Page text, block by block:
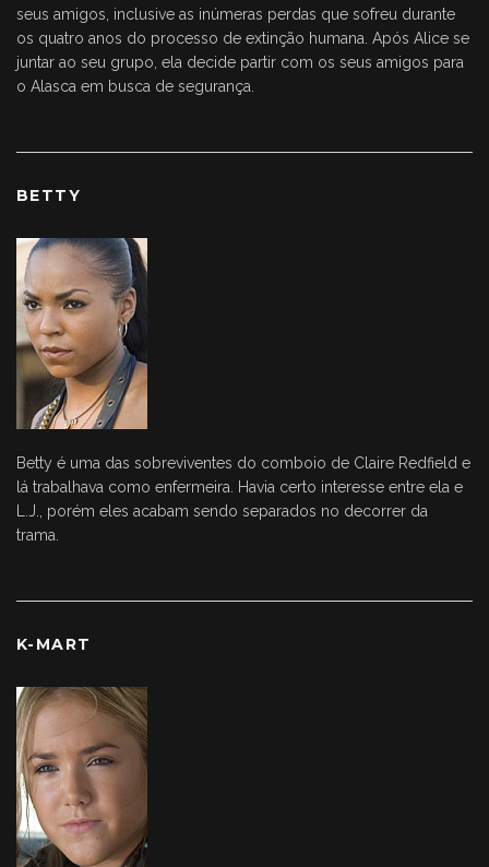
seus amigos, inclusive as inúmeras perdas que sofreu durante
os quatro anos do processo de extinção humana. Após Alice se
juntar ao seu grupo, ela decide partir com os seus amigos para
o Alasca em busca de segurança.
BETTY
Betty é uma das sobreviventes do comboio de Claire Redfield e
lá trabalhava como enfermeira. Havia certo interesse entre ela e
L.J., porém eles acabam sendo separados no decorrer da
trama.
K-MART